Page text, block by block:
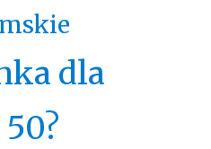
dla